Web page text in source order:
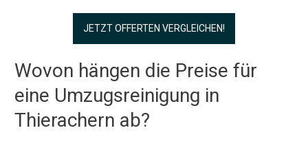
JETZT OFFERTEN VERGLEICHEN!
Wovon hängen die Preise für
eine Umzugsreinigung in
Thierachern ab?